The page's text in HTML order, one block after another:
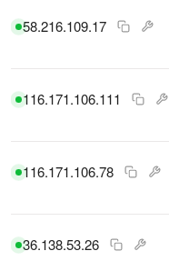
58.216.109.17
116.171.106.111
116.171.106.78
36.138.53.26